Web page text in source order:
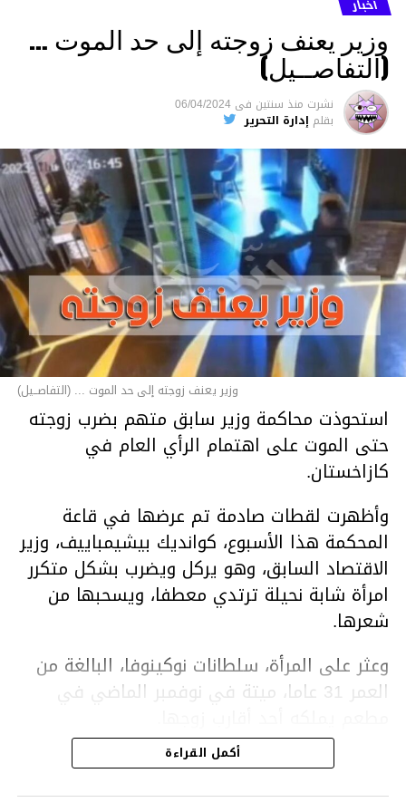
أخبار
وزير يعنف زوجته إلى حد الموت …
(التفاصــيل)
نشرت منذ سنتين فى 06/04/2024
بقلم إدارة التحرير
وزير يعنف زوجته إلى حد الموت ... (التفاصــيل)
استحوذت محاكمة وزير سابق متهم بضرب زوجته
حتى الموت على اهتمام الرأي العام في
كازاخستان.
وأظهرت لقطات صادمة تم عرضها في قاعة
المحكمة هذا الأسبوع، كوانديك بيشيمباييف، وزير
الاقتصاد السابق، وهو يركل ويضرب بشكل متكرر
امرأة شابة نحيلة ترتدي معطفا، ويسحبها من
شعرها.
وعثر على المرأة، سلطانات نوكينوفا، البالغة من
العمر 31 عاما، ميتة في نوفمبر الماضي في
ووفقا لتقرير الطبيب الشرعي، توفيت نوكينوفا
متأثرة بصدمة في الدماغ، وكانت إحدى عظام
أكمل القراءة